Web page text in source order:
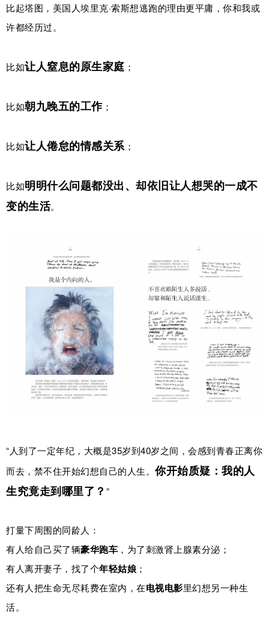
比起塔图，美国人埃里克·索斯想逃跑的理由更平庸，你和我或
许都经历过。
比如让人窒息的原生家庭 ；
比如朝九晚五的工作；
比如让人倦怠的情感关系 ；
比如明明什么问题都没出、却依旧让人想哭的一成不
变的生活。
“人到了一定年纪，大概是35岁到40岁之间，会感到青春正离你
而去，禁不住开始幻想自己的人生。你开始质疑：我的人
生究竟走到哪里了？ ”
打量下周围的同龄人：
有人给自己买了辆豪华跑车 ，为了刺激肾上腺素分泌；
有人离开妻子，找了个年轻姑娘 ；
还有人把生命无尽耗费在室内，在电视电影里幻想另一种生
活。